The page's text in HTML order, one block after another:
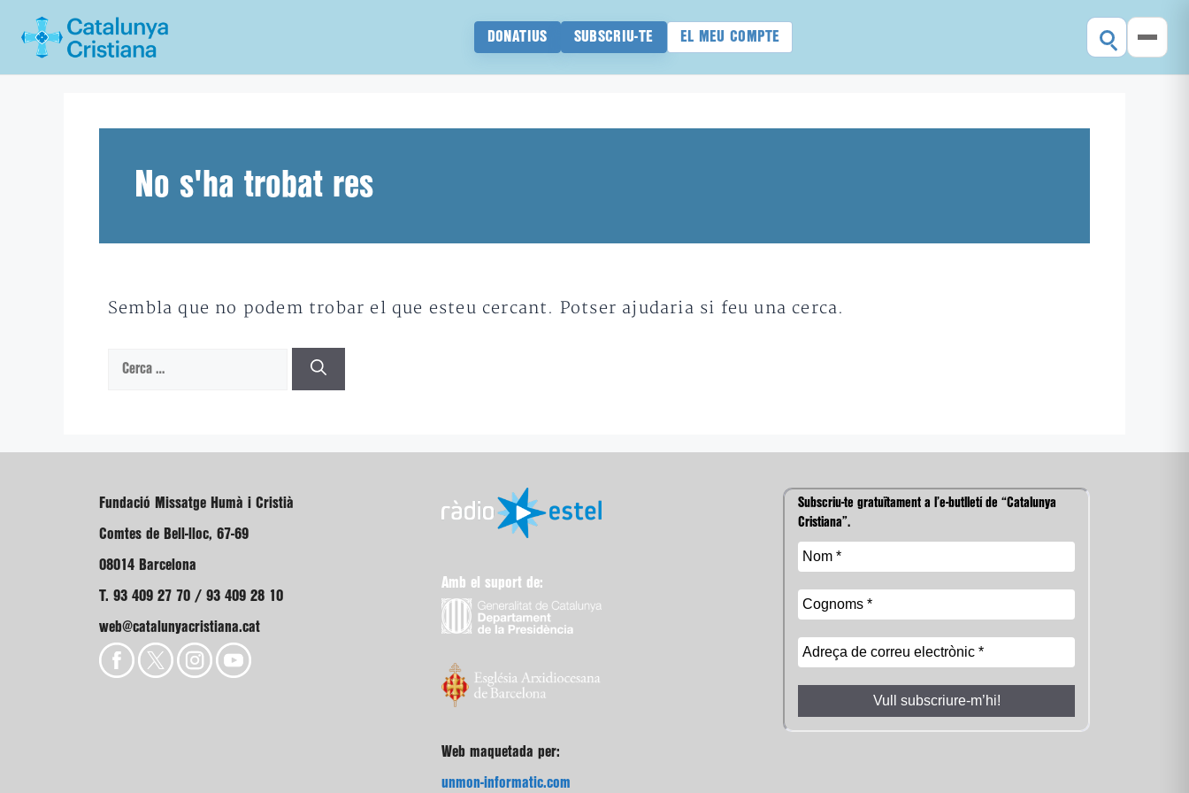
DONATIUS SUBSCRIU-TE EL MEU COMPTE
No s'ha trobat res
Sembla que no podem trobar el que esteu cercant. Potser ajudaria si feu una cerca.
Cerca:
Fundació Missatge Humà i Cristià
Comtes de Bell-lloc, 67-69
08014 Barcelona
T. 93 409 27 70 / 93 409 28 10
web@catalunyacristiana.cat
Amb el suport de:
Web maquetada per:
unmon-informatic.com
Subscriu-te gratuïtament a l’e-butlletí de “Catalunya
Cristiana”.